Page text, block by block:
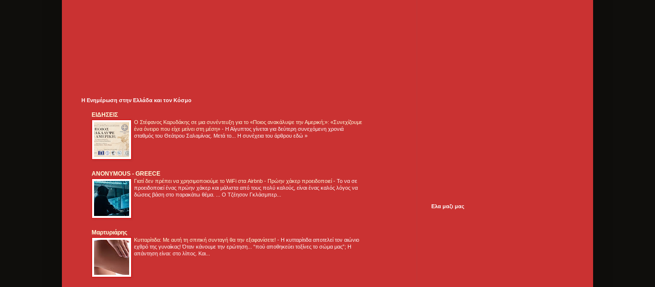
Η Ενημέρωση στην Ελλάδα και τoν Κόσμο
ΕΙΔΗΣΕΙΣ
Ο Στέφανος Καρυδάκης σε μια συνέντευξη για το «Ποιος ανακάλυψε την Αμερική;»: «Συνεχίζουμε
ένα όνειρο που είχε μείνει στη μέση» - Η Αίγυπτος γίνεται για δεύτερη συνεχόμενη χρονιά
σταθμός του Θεάτρου Σαλαμίνας. Μετά το... Η συνέχεια του άρθρου εδώ »
ANONYMOUS - GREECE
Γιατί δεν πρέπει να χρησιμοποιούμε το WiFi στα Airbnb - Πρώην χάκερ προειδοποιεί- Το να σε
προειδοποιεί ένας πρώην χάκερ και μάλιστα από τους πολύ καλούς, είναι ένας καλός λόγος να
δώσεις βάση στο παρακάτω θέμα. ... Ο Τζέησον Γκλάσμπερ...
Μαρτυριάρης
Κυτταρίτιδα: Με αυτή τη σπιτική συνταγή θα την εξαφανίσετε! - H κυτταρίτιδα αποτελεί τον αιώνιο
εχθρό της γυναίκας! Όταν κάνουμε την ερώτηση... “πού αποθηκεύει τοξίνες το σώμα μας”; Η
απάντηση είναι: στο λίπος. Και...
Ελα μαζι μας